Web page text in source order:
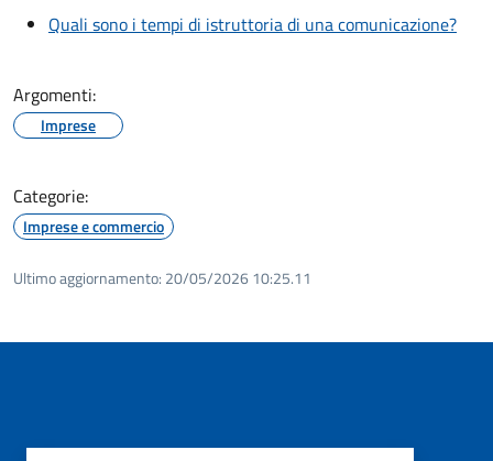
Quali sono i tempi di istruttoria di una comunicazione?
Argomenti:
Imprese
Categorie:
Imprese e commercio
Ultimo aggiornamento: 20/05/2026 10:25.11